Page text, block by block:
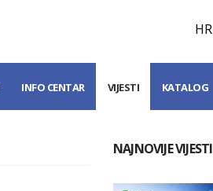
HR
INFO CENTAR VIJESTI KATALOG
NAJNOVIJE VIJESTI